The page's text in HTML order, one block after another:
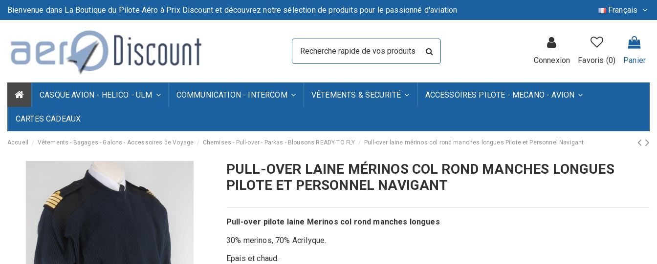
Bienvenue dans La Boutique du Pilote Aéro à Prix Discount et découvrez notre sélection de produits pour le passionné d'aviation Français
Connexion Favoris (0) Panier
CASQUE AVION - HELICO - ULM COMMUNICATION - INTERCOM VÊTEMENTS & SECURITÉ ACCESSOIRES PILOTE - MECANO - AVION
CARTES CADEAUX
Accueil Vêtements - Bagages - Galons - Accessoires de Voyage Chemises - Pull-over - Parkas - Blousons READY TO FLY Pull-over laine mérinos col rond manches longues Pilote et Personnel Navigant
PULL-OVER LAINE MÉRINOS COL ROND MANCHES LONGUES
PILOTE ET PERSONNEL NAVIGANT
Pull-over pilote laine Merinos col rond manches longues
30% merinos, 70% Acrilyque.
Epais et chaud.